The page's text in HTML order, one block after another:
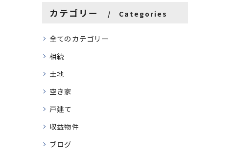
カテゴリー Categories
全てのカテゴリー
相続
土地
空き家
戸建て
収益物件
ブログ